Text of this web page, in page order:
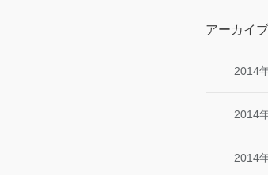
アーカイブ
2014
2014
2014